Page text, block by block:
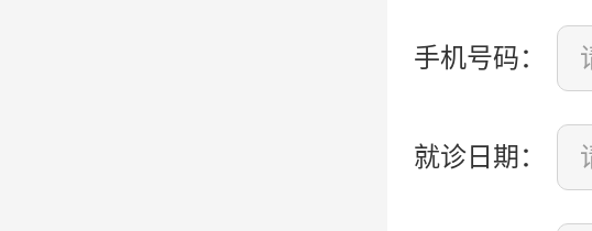
手机号码：
就诊日期：